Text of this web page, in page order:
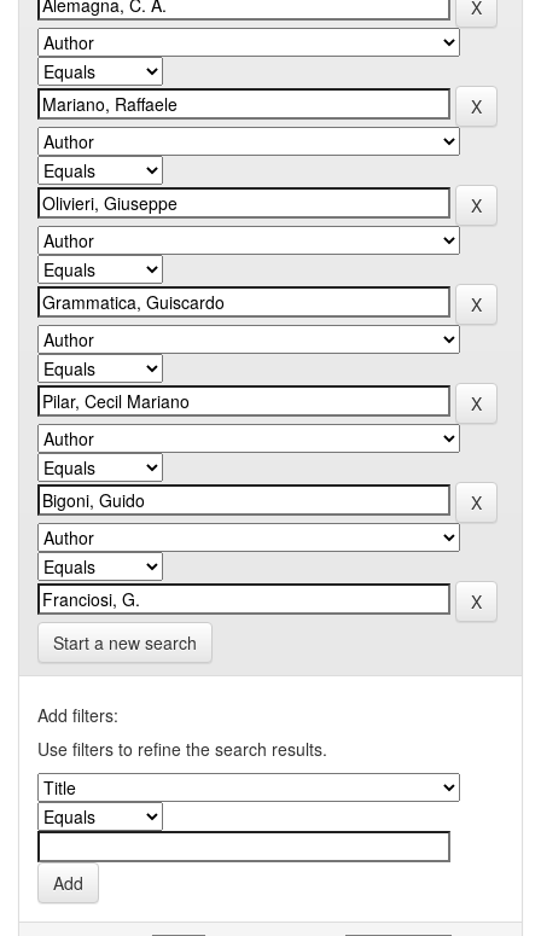
Start a new search
Add filters:
Use filters to refine the search results.